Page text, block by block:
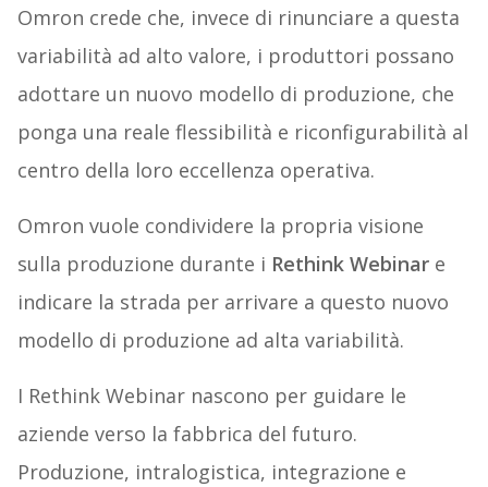
Omron crede che, invece di rinunciare a questa
variabilità ad alto valore, i produttori possano
adottare un nuovo modello di produzione, che
ponga una reale flessibilità e riconfigurabilità al
centro della loro eccellenza operativa.
Omron vuole condividere la propria visione
sulla produzione durante i Rethink Webinare
indicare la strada per arrivare a questo nuovo
modello di produzione ad alta variabilità.
I Rethink Webinar nascono per guidare le
aziende verso la fabbrica del futuro.
Produzione, intralogistica, integrazione e